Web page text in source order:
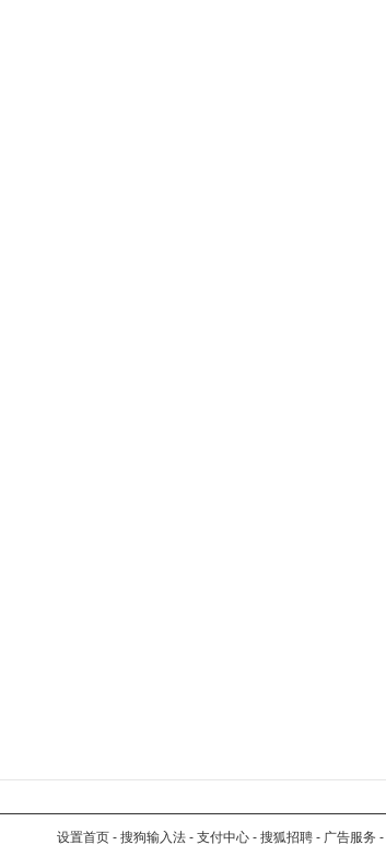
设置首页 - 搜狗输入法 - 支付中心 - 搜狐招聘 - 广告服务 -